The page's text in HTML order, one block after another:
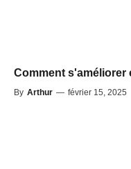
Comment s'améliorer
By Arthur — février 15, 2025